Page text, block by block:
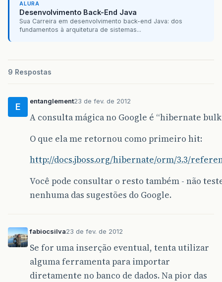
ALURA
Desenvolvimento Back-End Java
Sua Carreira em desenvolvimento back-end Java: dos
fundamentos à arquitetura de sistemas...
9 Respostas
E
entanglement23 de fev. de 2012
A consulta mágica no Google é “hibernate
O que ela me retornou como primeiro hit:
http://docs.jboss.org/hibernate/orm/3.3/
Você pode consultar o resto também - não
nenhuma das sugestões do Google.
fabiocsilva23 de fev. de 2012
Se for uma inserção eventual, tenta utilizar
alguma ferramenta para importar
diretamente no banco de dados. Na pior das